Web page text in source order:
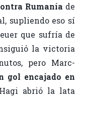
Rumanía de
supliendo eso sí
que sufría de
la victoria
pero Marc-
gol encajado en
abrió la lata